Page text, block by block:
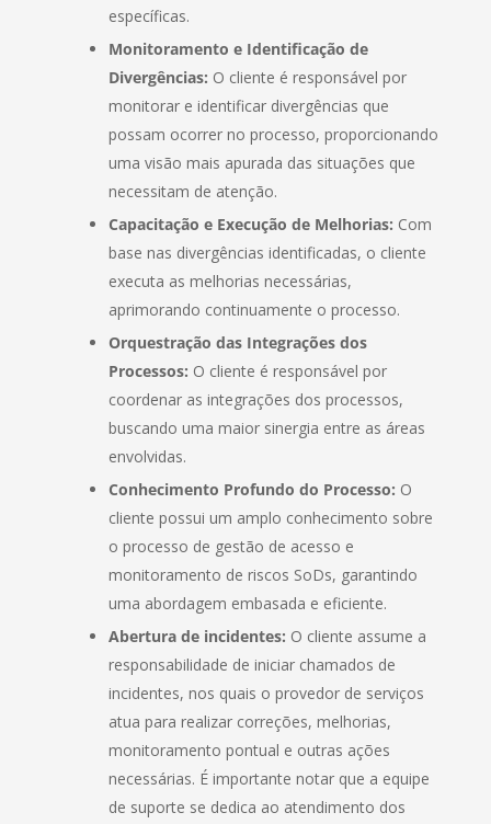
específicas.
Monitoramento e Identificação de
Divergências: O cliente é responsável por
monitorar e identificar divergências que
possam ocorrer no processo, proporcionando
uma visão mais apurada das situações que
necessitam de atenção.
Capacitação e Execução de Melhorias: Com
base nas divergências identificadas, o cliente
executa as melhorias necessárias,
aprimorando continuamente o processo.
Orquestração das Integrações dos
Processos: O cliente é responsável por
coordenar as integrações dos processos,
buscando uma maior sinergia entre as áreas
envolvidas.
Conhecimento Profundo do Processo: O
cliente possui um amplo conhecimento sobre
o processo de gestão de acesso e
monitoramento de riscos SoDs, garantindo
uma abordagem embasada e eficiente.
Abertura de incidentes: O cliente assume a
responsabilidade de iniciar chamados de
incidentes, nos quais o provedor de serviços
atua para realizar correções, melhorias,
monitoramento pontual e outras ações
necessárias. É importante notar que a equipe
de suporte se dedica ao atendimento dos